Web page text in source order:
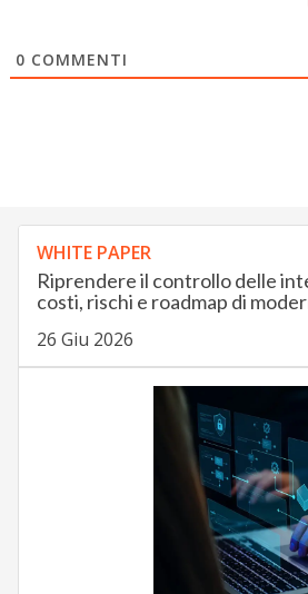
0 COMMENTI
WHITE PAPER
Riprendere il controllo delle
costi, rischi e roadmap di
26 Giu 2026